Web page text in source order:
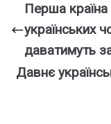
Пеpша
українських
даватимуть
Давнє